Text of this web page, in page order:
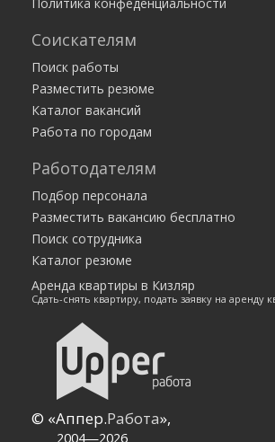
Соискателям
Поиск работы
Разместить резюме
Каталог вакансий
Работа по городам
Работодателям
Подбор персонала
Разместить вакансию бесплатно
Поиск сотрудника
Каталог резюме
Аренда квартиры в Кизляр
Сдать-снять квартиру, подать заявку на аренду
© «Аппер.Работа»,
2004—2026